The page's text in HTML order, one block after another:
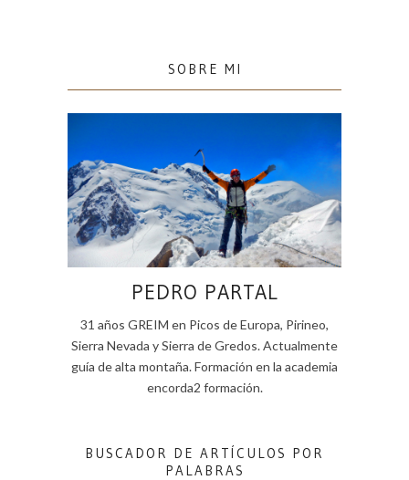
SOBRE MI
PEDRO PARTAL
31 años GREIM en Picos de Europa, Pirineo,
Sierra Nevada y Sierra de Gredos. Actualmente
guía de alta montaña. Formación en la academia
encorda2 formación.
BUSCADOR DE ARTÍCULOS POR
PALABRAS